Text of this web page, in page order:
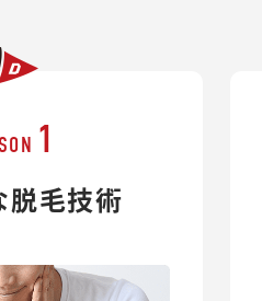
1
脱毛技術